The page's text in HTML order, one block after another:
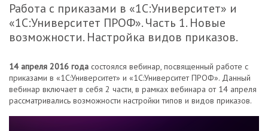
Работа с приказами в «1С:Университет» и
«1С:Университет ПРОФ». Часть 1. Новые
возможности. Настройка видов приказов.
14 апреля 2016 года состоялся вебинар, посвященный работе с
приказами в «1С:Университет» и «1С:Университет ПРОФ». Данный
вебинар включает в себя 2 части, в рамках вебинара от 14 апреля
рассматривались возможности настройки типов и видов приказов.